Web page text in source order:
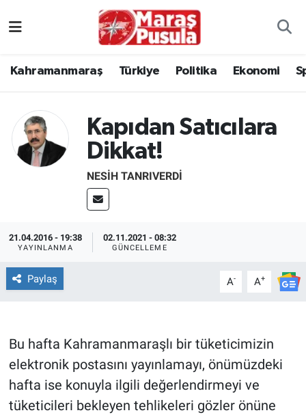
Kahramanmaraş Türkiye Politika Ekonomi
Kapıdan Satıcılara
Dikkat!
NESIH TANRIVERDI
21.04.2016 - 19:38
YAYINLANMA
02.11.2021 - 08:32
GÜNCELLEME
Paylaş A- A+
Bu hafta Kahramanmaraşlı bir tüketicimizin
elektronik postasını yayınlamayı, önümüzdeki
hafta ise konuyla ilgili değerlendirmeyi ve
tüketicileri bekleyen tehlikeleri gözler önüne
Türkiye
Politika
Dünya
İlçeler
İstanbul Namaz Vakitleri
İstanbul Trafik Yoğunluk Haritası
Süper Lig Puan Durumu ve Fikstür